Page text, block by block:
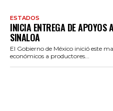
ESTADOS
INICIA ENTREGA DE APOYOS
SINALOA
El Gobierno de México inició este
económicos a productores...